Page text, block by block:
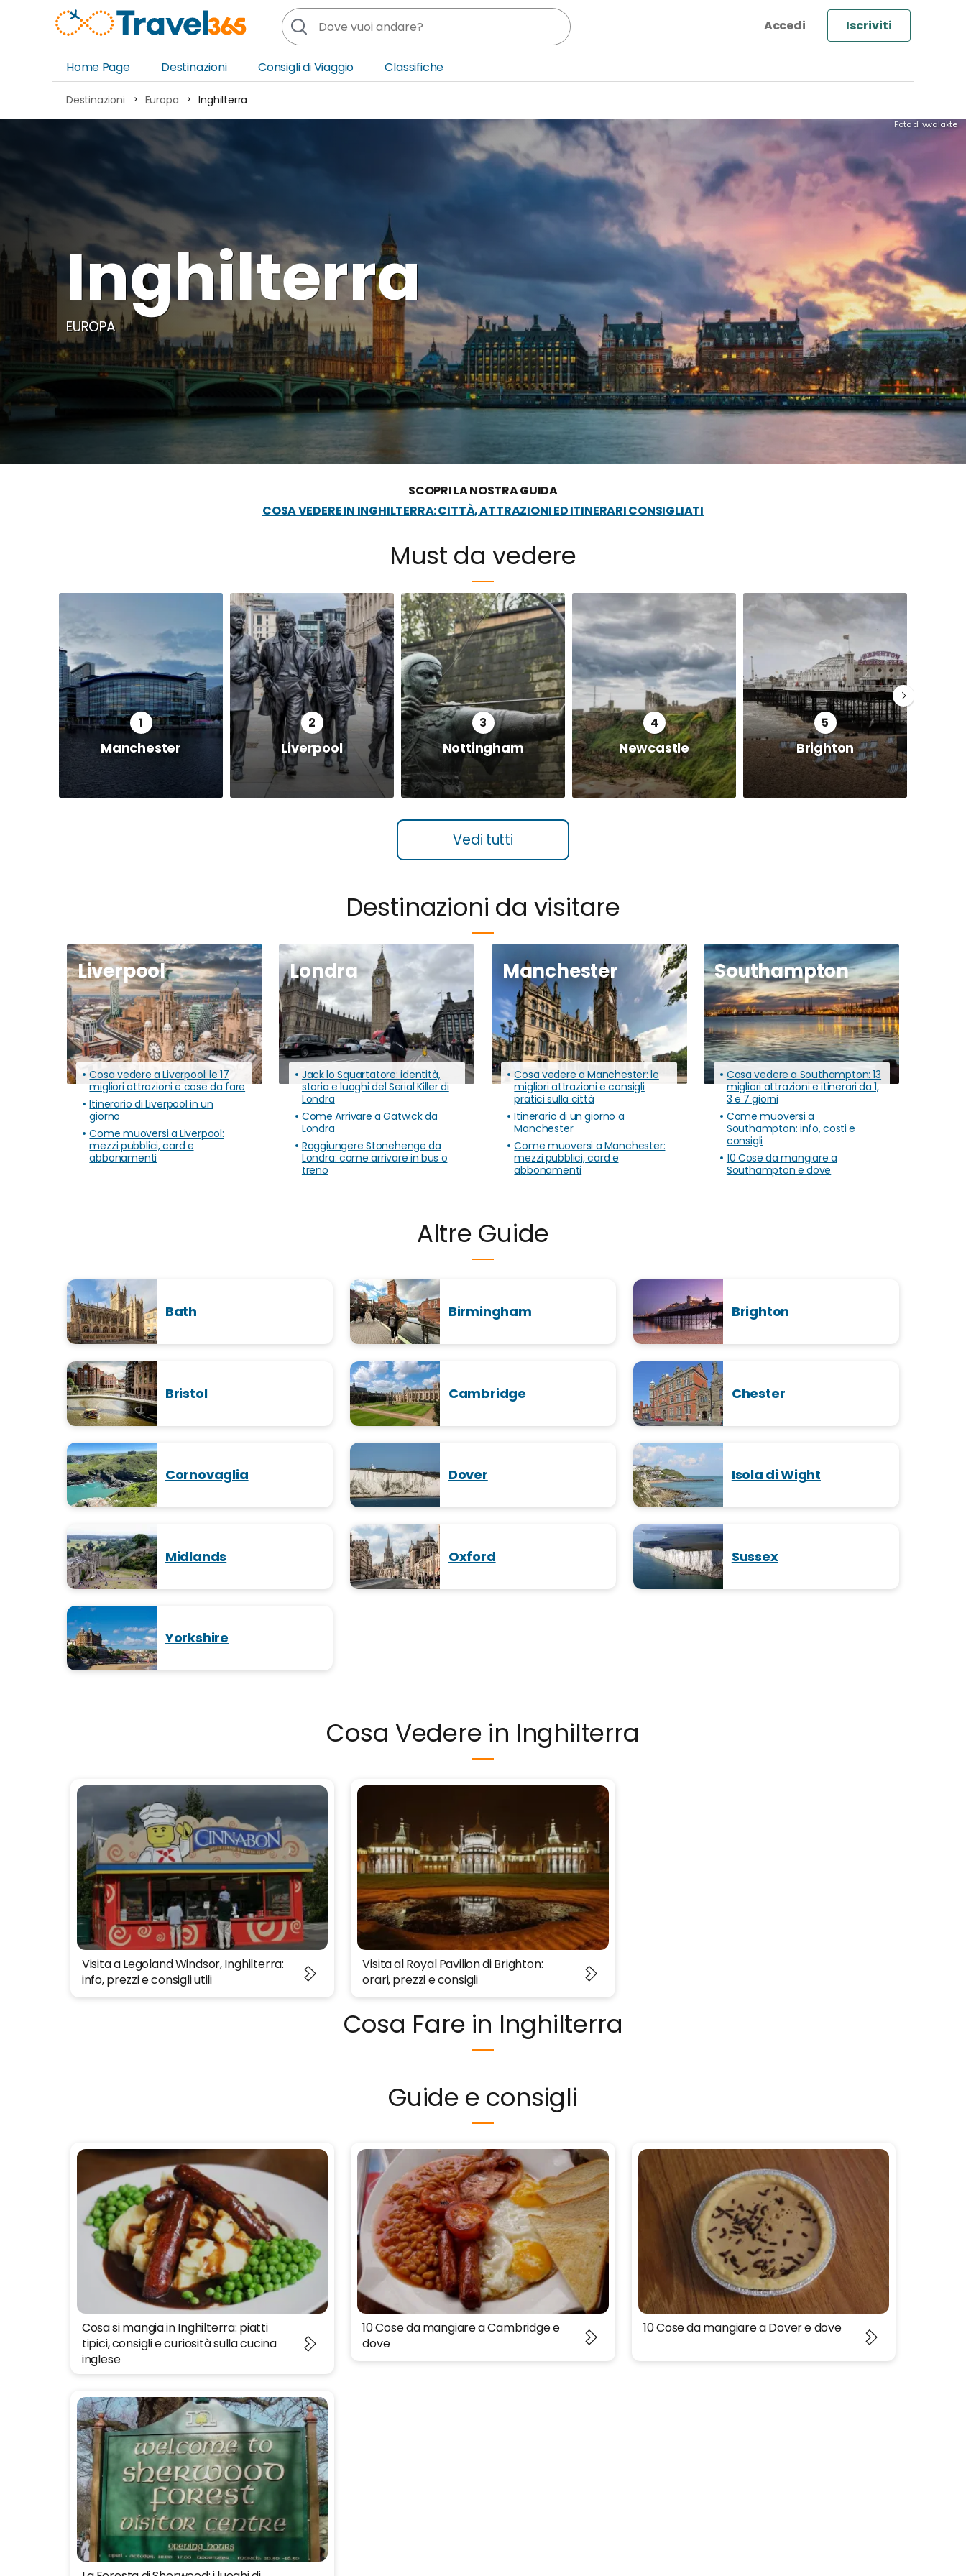
Iscriviti
Home Page
Destinazioni
Europa
Oceania
Nord America
Sud America
Consigli di Viaggio Classifiche
Destinazioni Europa Inghilterra
Foto di vwalakte
Inghilterra
EUROPA
SCOPRI LA NOSTRA GUIDA
COSA VEDERE IN INGHILTERRA: CITTÀ, ATTRAZIONI ED ITINERARI CONSIGLIATI
Must da vedere
Manchester Liverpool Nottingham Newcastle Brighton
Vedi tutti
Destinazioni da visitare
Liverpool
Cosa vedere a Liverpool: le 17
migliori attrazioni e cose da fare
Itinerario di Liverpool in un
giorno
Come muoversi a Liverpool:
mezzi pubblici, card e
abbonamenti
Londra
Jack lo Squartatore: identità,
storia e luoghi del Serial Killer di
Londra
Come Arrivare a Gatwick da
Londra
Raggiungere Stonehenge da
Londra: come arrivare in bus o
treno
Manchester
Cosa vedere a Manchester: le
migliori attrazioni e consigli
pratici sulla città
Itinerario di un giorno a
Manchester
Come muoversi a Manchester:
mezzi pubblici, card e
abbonamenti
Southampton
Cosa vedere a Southampton: 13
migliori attrazioni e itinerari da 1,
3 e 7 giorni
Come muoversi a
Southampton: info, costi e
consigli
10 Cose da mangiare a
Southampton e dove
Altre Guide
Bath Birmingham Brighton
Bristol Cambridge Chester
Cornovaglia Dover Isola di Wight
Midlands Oxford Sussex
Yorkshire
Cosa Vedere in Inghilterra
Visita a Legoland Windsor, Inghilterra:
info, prezzi e consigli utili
Visita al Royal Pavilion di Brighton:
orari, prezzi e consigli
Cosa Fare in Inghilterra
Guide e consigli
Cosa si mangia in Inghilterra: piatti
tipici, consigli e curiosità sulla cucina
inglese
10 Cose da mangiare a Cambridge e
dove
10 Cose da mangiare a Dover e dove